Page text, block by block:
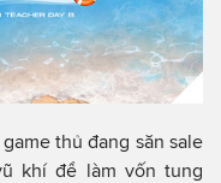
thủ đang săn sale
khí để làm vốn tung